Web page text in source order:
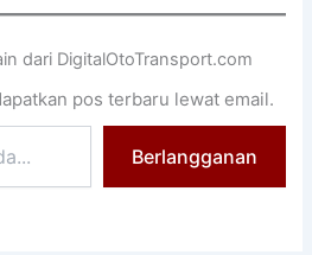
dari DigitalOtoTransport.com
pos terbaru lewat email.
Berlangganan